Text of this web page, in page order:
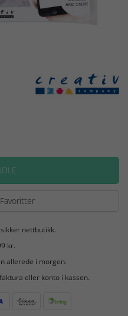
nettbutikk.
kr.
allerede i morgen.
eller konto i kassen.